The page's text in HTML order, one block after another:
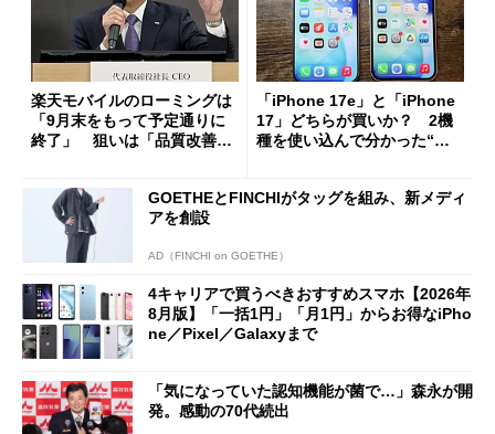
楽天モバイルのローミングは
「9月末をもって予定通りに
終了」 狙いは「品質改善」
「iPhone 17e」と「iPhone
17」どちらが買いか？ 2機
種を使い込んで分かった“ス
GOETHEとFINCHIがタッグを組み、新メディ
アを創設
AD（FINCHI on GOETHE）
4キャリアで買うべきおすすめスマホ【2026年
8月版】「一括1円」「月1円」からお得なiPho
ne／Pixel／Galaxyまで
「気になっていた認知機能が菌で…」森永が開
発。感動の70代続出